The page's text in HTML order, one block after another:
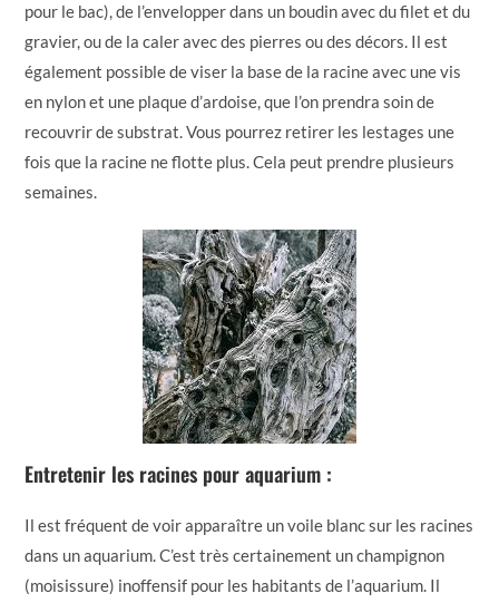
pour le bac), de l’envelopper dans un boudin avec du filet et du
gravier, ou de la caler avec des pierres ou des décors. Il est
également possible de viser la base de la racine avec une vis
en nylon et une plaque d’ardoise, que l’on prendra soin de
recouvrir de substrat. Vous pourrez retirer les lestages une
fois que la racine ne flotte plus. Cela peut prendre plusieurs
semaines.
Entretenir les racines pour aquarium :
Il est fréquent de voir apparaître un voile blanc sur les racines
dans un aquarium. C’est très certainement un champignon
(moisissure) inoffensif pour les habitants de l’aquarium. Il